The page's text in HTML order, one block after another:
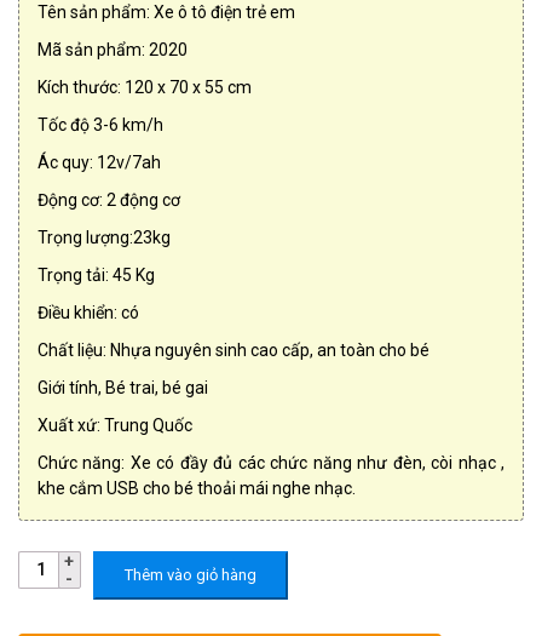
Tên sản phẩm: Xe ô tô điện trẻ em
Mã sản phẩm: 2020
Kích thước: 120 x 70 x 55 cm
Tốc độ 3-6 km/h
Ác quy: 12v/7ah
Động cơ: 2 động cơ
Trọng lượng:23kg
Trọng tải: 45 Kg
Điều khiển: có
Chất liệu: Nhựa nguyên sinh cao cấp, an toàn cho bé
Giới tính, Bé trai, bé gai
Xuất xứ: Trung Quốc
Chức năng: Xe có đầy đủ các chức năng như đèn, còi nhạc ,
khe cắm USB cho bé thoải mái nghe nhạc.
Thêm vào giỏ hàng